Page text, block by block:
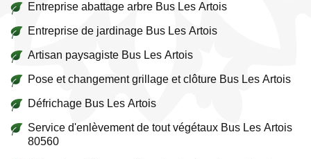
Entreprise abattage arbre Bus Les Artois
Entreprise de jardinage Bus Les Artois
Artisan paysagiste Bus Les Artois
Pose et changement grillage et clôture Bus Les Artois
Défrichage Bus Les Artois
Service d'enlèvement de tout végétaux Bus Les Artois
80560